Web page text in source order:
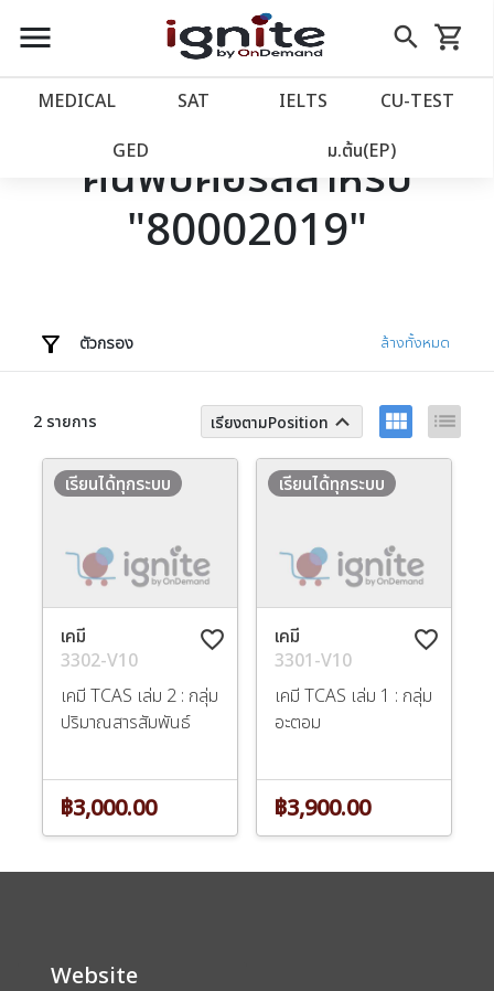
close
account_balance หน้าแรก
เว็บไซต์อิกไนท์
โปรโมชั่น
account_circle เข้าสู่ระบบ
menu search
Skip
to
shopping_cart
รถเข็น
MEDICAL SAT IELTS CU‑TEST
GED ม.ต้น(EP)
ค้นพบคอร์สสำหรับ
"80002019"
ตัวกรอง ล้างทั้งหมด
2 รายการ เรียงตามPosition keyboard_arrow_up view_module list
favorite_border
เคมี
3302-V10
เคมี TCAS เล่ม 2 : กลุ่ม
ปริมาณสารสัมพันธ์
เรียนได้ทุกระบบ
฿3,000.00
favorite_border
เคมี
3301-V10
เคมี TCAS เล่ม 1 : กลุ่ม
อะตอม
เรียนได้ทุกระบบ
฿3,900.00
Website